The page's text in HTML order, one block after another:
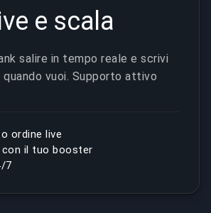
e scala
salire in tempo reale e scrivi
vuoi. Supporto attivo
ordine live
il tuo booster
7